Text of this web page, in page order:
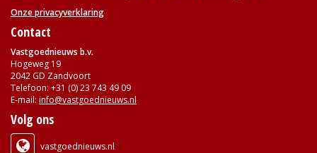
Onze privacyverklaring
Contact
Vastgoednieuws b.v.
Hogeweg 19
2042 GD Zandvoort
Telefoon: +31 (0) 23 743 49 09
E-mail: info@vastgoednieuws.nl
Volg ons
vastgoednieuws.nl